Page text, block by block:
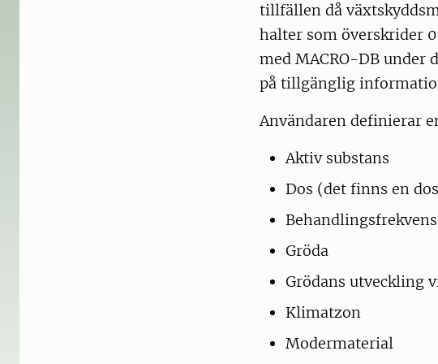
tillfällen då
halter som överskrider
med MACRO-DB under
på tillgänglig
Användaren definierar
Aktiv substans
Dos (det finns en
Behandlingsfrekvens
Gröda
Grödans utveckling
Klimatzon
Modermaterial